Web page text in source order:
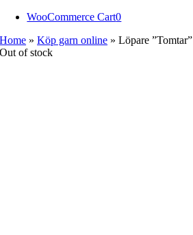
WooCommerce Cart0
Home »Köp garn online »Löpare ”Tomtar”
Out of stock